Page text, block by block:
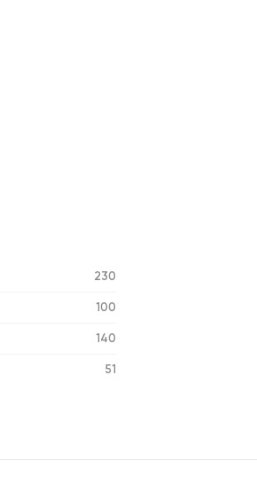
230
100
140
51